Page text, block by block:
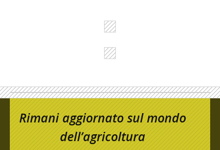
Rimani aggiornato sul mondo
dell’agricoltura